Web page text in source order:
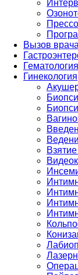
Вызов
Гематология
Гинекология